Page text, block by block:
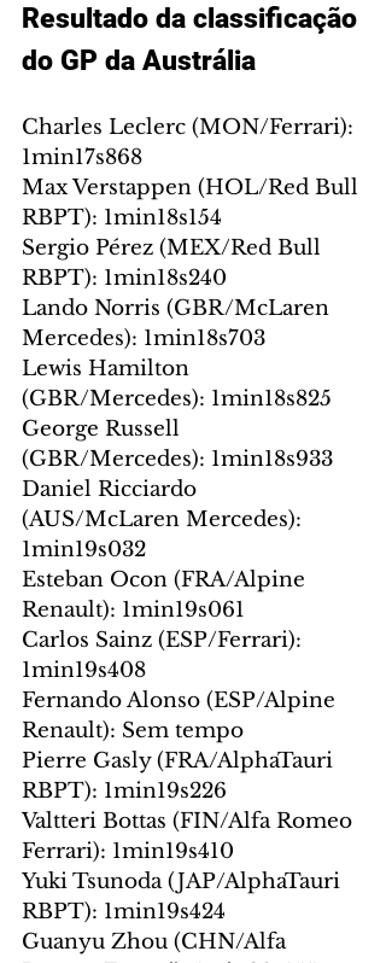
Resultado da classificação
do GP da Austrália
Charles Leclerc (MON/Ferrari):
1min17s868
Max Verstappen (HOL/Red Bull
RBPT): 1min18s154
Sergio Pérez (MEX/Red Bull
RBPT): 1min18s240
Lando Norris (GBR/McLaren
Mercedes): 1min18s703
Lewis Hamilton
(GBR/Mercedes): 1min18s825
George Russell
(GBR/Mercedes): 1min18s933
Daniel Ricciardo
(AUS/McLaren Mercedes):
1min19s032
Esteban Ocon (FRA/Alpine
Renault): 1min19s061
Carlos Sainz (ESP/Ferrari):
1min19s408
Fernando Alonso (ESP/Alpine
Renault): Sem tempo
Pierre Gasly (FRA/AlphaTauri
RBPT): 1min19s226
Valtteri Bottas (FIN/Alfa Romeo
Ferrari): 1min19s410
Yuki Tsunoda (JAP/AlphaTauri
RBPT): 1min19s424
Guanyu Zhou (CHN/Alfa